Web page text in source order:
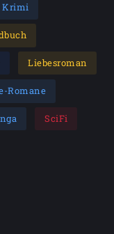
Krimi
Liebesroman
Romane
SciFi